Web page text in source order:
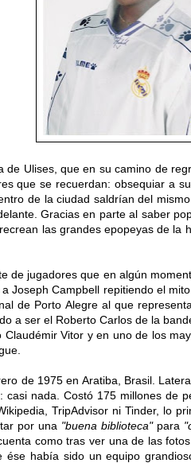
de Ulises, que en su camino de
que se recuerdan: obsequiar a
de la ciudad saldrían del
Gracias en parte al saber
las grandes epopeyas de la
de jugadores que en algún
Joseph Campbell repitiendo el mito
de Porto Alegre al que
a ser el Roberto Carlos de la
Vitor y en uno de los
de 1975 en Aratiba, Brasil.
nada. Costó 175 millones de
TripAdvisor ni Tinder, lo
por una "buena biblioteca"para
como tras ver una de las
había sido un equipo